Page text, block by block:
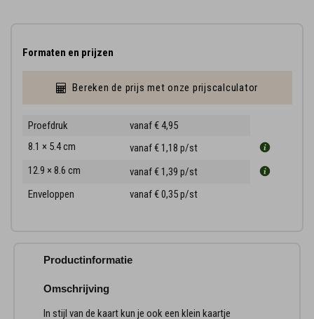
Formaten en prijzen
Bereken de prijs met onze prijscalculator
Proefdruk
vanaf € 4,95
8.1 × 5.4 cm
vanaf € 1,18 p/st
12.9 × 8.6 cm
vanaf € 1,39 p/st
Enveloppen
vanaf € 0,35p/st
Productinformatie
Omschrijving
In stijl van de kaart kun je ook een klein kaartje